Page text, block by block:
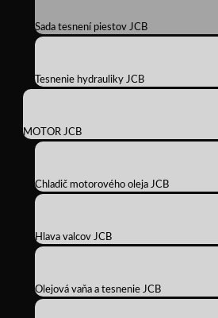
Sada tesnení piestov JCB
Tesnenie hydrauliky JCB
MOTOR JCB
Chladič motorového oleja JCB
Hlava valcov JCB
Olejová vaňa a tesnenie JCB